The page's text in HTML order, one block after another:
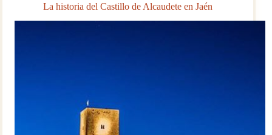
La historia del Castillo de Alcaudete en Jaén